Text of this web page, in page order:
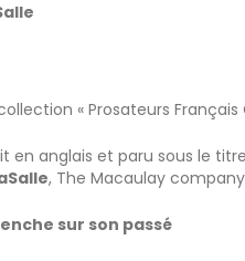
« Prosateurs
en anglais et paru sous le titre
, The Macaulay company,
sur son passé